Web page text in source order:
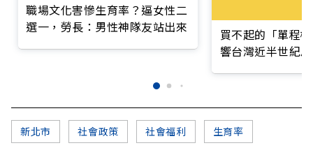
職場文化害慘生育率？逼女性二
選一，勞長：男性神隊友站出來
買不起的「單程
響台灣近半世紀
新北市 社會政策 社會福利 生育率